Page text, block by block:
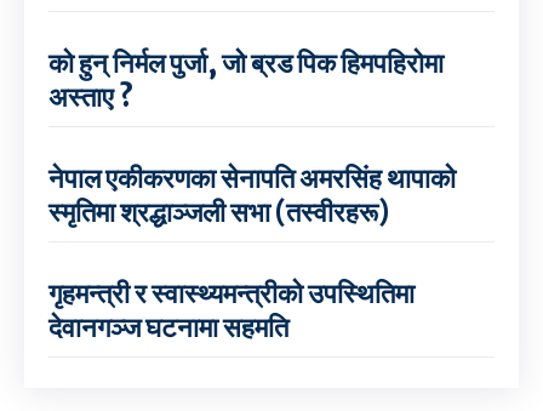
को हुन् निर्मल पुर्जा, जो ब्रड पिक हिमपहिरोमा
अस्ताए ?
नेपाल एकीकरणका सेनापति अमरसिंह थापाको
स्मृतिमा श्रद्धाञ्जली सभा (तस्वीरहरू)
गृहमन्त्री र स्वास्थ्यमन्त्रीको उपस्थितिमा
देवानगञ्ज घटनामा सहमति